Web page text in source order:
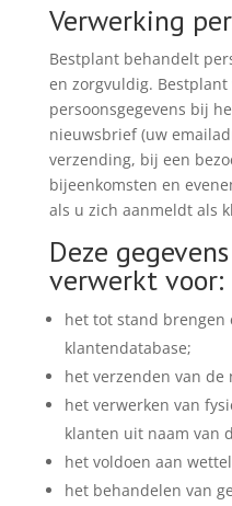
Verwerking
Bestplant behandelt
en zorgvuldig.
persoonsgegevens bij
nieuwsbrief (uw
verzending, bij een
bijeenkomsten en
als u zich aanmeldt als
Deze
verwerkt voor:
het tot stand brengen
klantendatabase;
het verzenden van de
het verwerken van
klanten uit naam van
het voldoen aan
het behandelen van